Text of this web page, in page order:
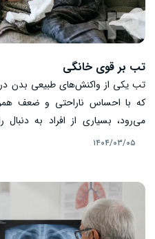
تب بر قوی خانگی
تب یکی از واکنش‌های طبیعی بدن
که با احساس ناراحتی و ضعف
می‌رود، بسیاری از افراد به
می‌باشند تا بتوانند راحت‌تر
داروهای شیمیایی دارد. در این
خانگی و توضیحات کامل آن خواهیم
۱۴۰۴/۰۳/۰۵